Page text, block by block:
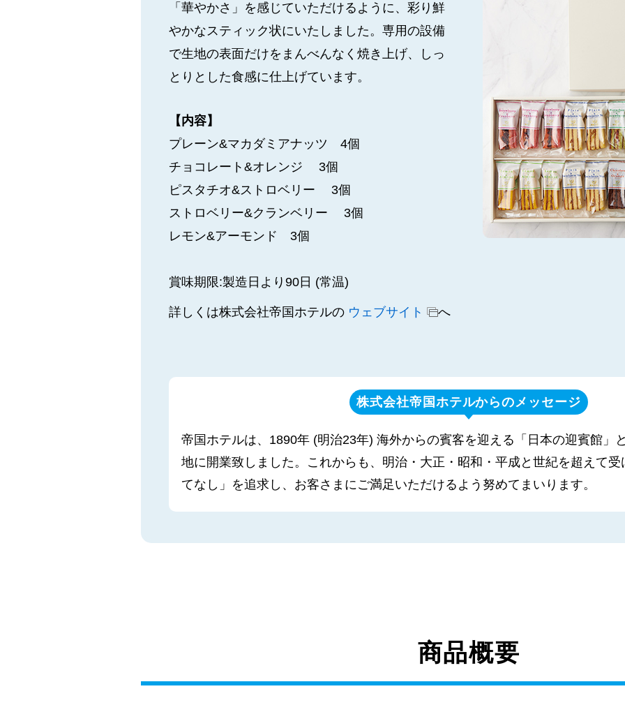
「華やかさ」を感じていただけるように、彩り鮮
やかなスティック状にいたしました。専用の設備
で生地の表面だけをまんべんなく焼き上げ、しっ
とりとした食感に仕上げています。
【内容】
プレーン&マカダミアナッツ 4個
チョコレート&オレンジ 3個
ピスタチオ&ストロベリー 3個
ストロベリー&クランベリー 3個
レモン&アーモンド 3個
賞味期限:製造日より90日 (常温)
詳しくは株式会社帝国ホテルの ウェブサイト へ
株式会社帝国ホテルからのメッセージ
帝国ホテルは、1890年 (明治23年) 海外からの賓客を迎える「日本の迎賓館」
地に開業致しました。これからも、明治・大正・昭和・平成と世紀を超えて受
てなし」を追求し、お客さまにご満足いただけるよう努めてまいります。
商品概要